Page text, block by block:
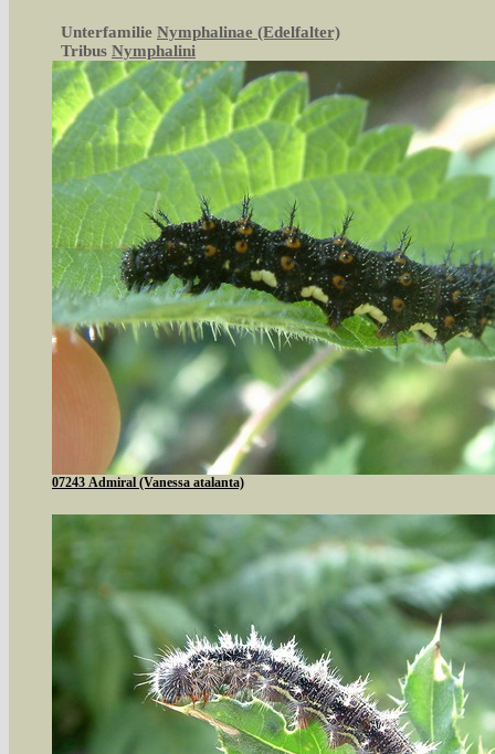
Unterfamilie Nymphalinae (Edelfalter)
Tribus Nymphalini
07243 Admiral (Vanessa atalanta)